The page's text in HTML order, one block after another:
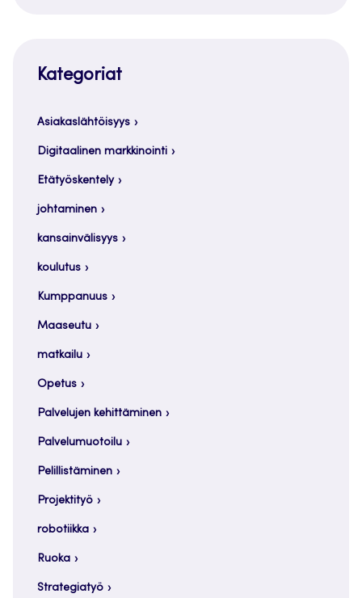
Kategoriat
Asiakaslähtöisyys
Digitaalinen markkinointi
Etätyöskentely
johtaminen
kansainvälisyys
koulutus
Kumppanuus
Maaseutu
matkailu
Opetus
Palvelujen kehittäminen
Palvelumuotoilu
Pelillistäminen
Projektityö
robotiikka
Ruoka
Strategiatyö